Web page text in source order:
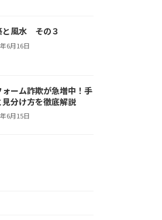
と風水 その３
6月16日
ォーム詐欺が急増中！手
見分け方を徹底解説
6月15日